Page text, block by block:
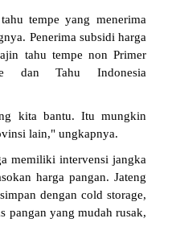
tempe yang menerima
Penerima subsidi harga
tahu tempe non Primer
dan Tahu Indonesia
kita bantu. Itu mungkin
lain," ungkapnya.
memiliki intervensi jangka
harga pangan. Jateng
dengan cold storage,
pangan yang mudah rusak,